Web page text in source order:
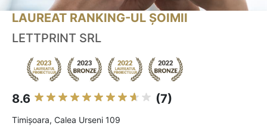
LAUREAT RANKING-UL ȘOIMII
LETTPRINT SRL
8.6 (7)
Timişoara, Calea Urseni 109